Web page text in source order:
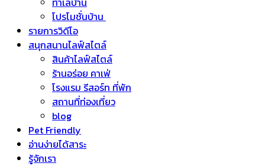
โปรโมชั่นบ้าน
รายการวิดีโอ
สนุกสนานไลฟ์สไตล์
สินค้าไลฟ์สไตล์
ร้านอร่อย คาเฟ่
โรงแรม รีสอร์ท ที่พัก
สถานที่ท่องเที่ยว
blog
Pet Friendly
อ่านง่ายได้สาระ
รู้จักเรา